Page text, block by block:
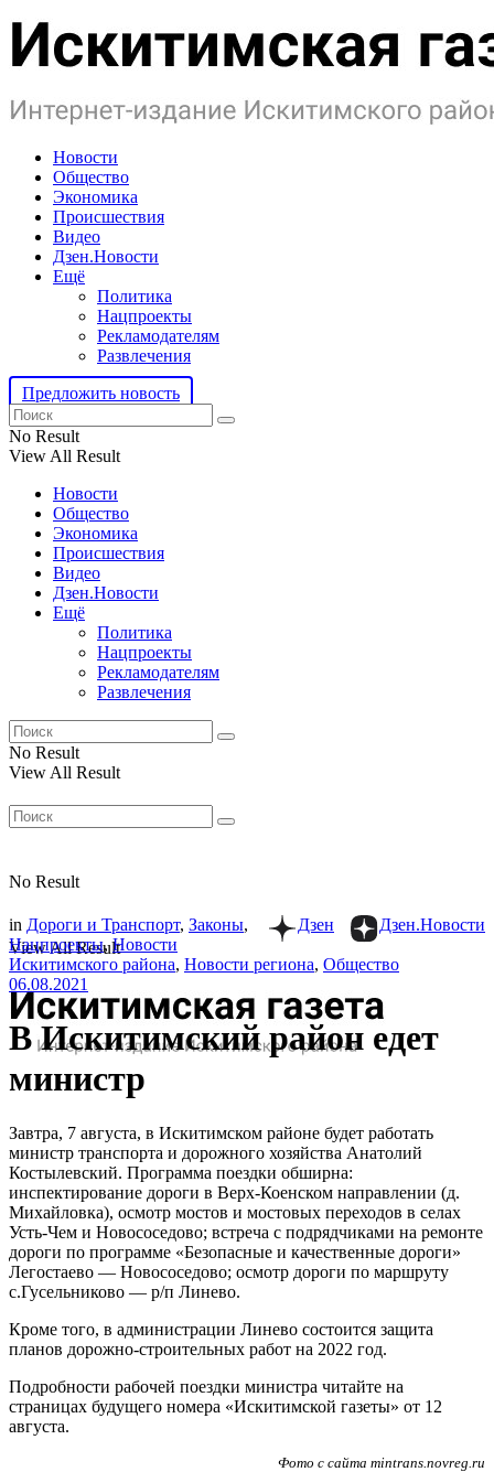
Новости
Общество
Экономика
Происшествия
Видео
Дзен.Новости
Ещё
Политика
Нацпроекты
Рекламодателям
Развлечения
Предложить новость
No Result
View All Result
Новости
Общество
Экономика
Происшествия
Видео
Дзен.Новости
Ещё
Политика
Нацпроекты
Рекламодателям
Развлечения
No Result
View All Result
No Result
View All Result
Дзен.Новости
Дзен
in Дороги и Транспорт, Законы,
Нацпроекты,Новости
Искитимского района, Новости региона, Общество
06.08.2021
В Искитимский район едет
министр
Завтра, 7 августа, в Искитимском районе будет работать
министр транспорта и дорожного хозяйства Анатолий
Костылевский. Программа поездки обширна:
инспектирование дороги в Верх-Коенском направлении (д.
Михайловка), осмотр мостов и мостовых переходов в селах
Усть-Чем и Новососедово; встреча с подрядчиками на ремонте
дороги по программе «Безопасные и качественные дороги»
Легостаево — Новососедово; осмотр дороги по маршруту
с.Гусельниково — р/п Линево.
Кроме того, в администрации Линево состоится защита
планов дорожно-строительных работ на 2022 год.
Подробности рабочей поездки министра читайте на
страницах будущего номера «Искитимской газеты» от 12
августа.
Фото с сайта mintrans.novreg.ru